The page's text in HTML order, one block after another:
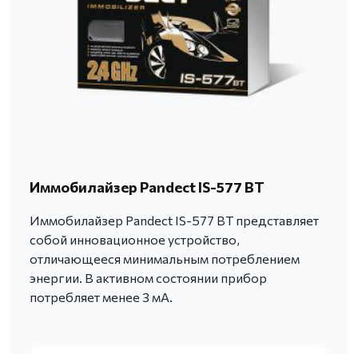
Иммобилайзер Pandect IS-577 BT
Иммобилайзер Pandect IS-577 BT представляет
собой инновационное устройство,
отличающееся минимальным потреблением
энергии. В активном состоянии прибор
потребляет менее 3 мА.